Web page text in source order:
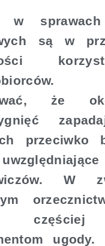
w
są w
że
przeciwko
W
częściej
ugody.